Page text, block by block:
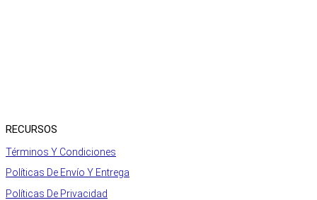
RECURSOS
Términos Y Condiciones
Políticas De Envío Y Entrega
Políticas De Privacidad